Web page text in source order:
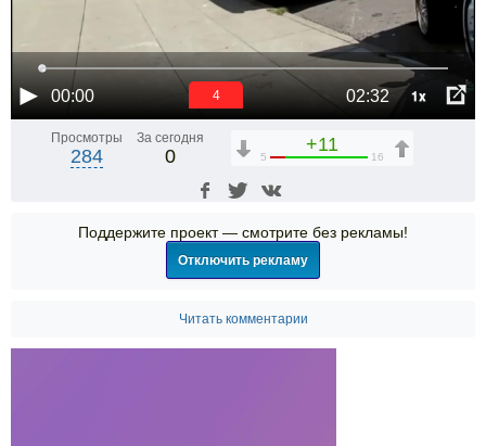
00:00 02:32 1x
3
Просмотры
284
За сегодня
0
+11
5 16
Поддержите проект — смотрите без рекламы!
Отключить рекламу
Читать комментарии